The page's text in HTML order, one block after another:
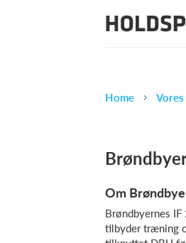
Home
Om
Brøndbyernes
tilbyder træning